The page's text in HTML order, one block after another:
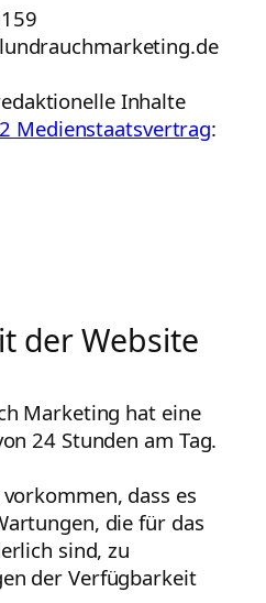
Inhalte
Medienstaatsvertrag:
der Website
Marketing hat eine
24 Stunden am Tag.
dass es
die für das
sind, zu
der Verfügbarkeit